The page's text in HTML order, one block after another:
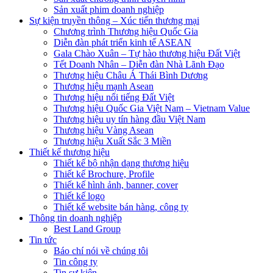
Sản xuất phim doanh nghiệp
Sự kiện truyền thông – Xúc tiến thương mại
Chương trình Thương hiệu Quốc Gia
Diễn đàn phát triển kinh tế ASEAN
Gala Chào Xuân – Tự hào thương hiệu Đất Việt
Tết Doanh Nhân – Diễn đàn Nhà Lãnh Đạo
Thương hiệu Châu Á Thái Bình Dương
Thương hiệu mạnh Asean
Thương hiệu nổi tiếng Đất Việt
Thương hiệu Quốc Gia Việt Nam – Vietnam Value
Thương hiệu uy tín hàng đầu Việt Nam
Thương hiệu Vàng Asean
Thương hiệu Xuất Sắc 3 Miền
Thiết kế thương hiệu
Thiết kế bộ nhận dạng thương hiệu
Thiết kế Brochure, Profile
Thiết kế hình ảnh, banner, cover
Thiết kế logo
Thiết kế website bán hàng, công ty
Thông tin doanh nghiệp
Best Land Group
Tin tức
Báo chí nói về chúng tôi
Tin công ty